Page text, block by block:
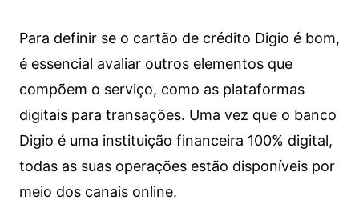
Para definir se o cartão de crédito Digio é bom,
é essencial avaliar outros elementos que
compõem o serviço, como as plataformas
digitais para transações. Uma vez que o banco
Digio é uma instituição financeira 100% digital,
todas as suas operações estão disponíveis por
meio dos canais online.